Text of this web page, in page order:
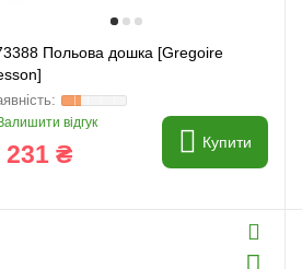
Польова дошка [Gregoire
відгук
231 ₴ Купити